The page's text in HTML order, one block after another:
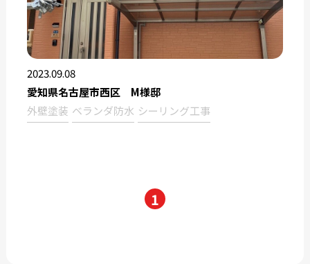
2023.09.08
愛知県名古屋市西区 M様邸
外壁塗装 ベランダ防水 シーリング工事
1